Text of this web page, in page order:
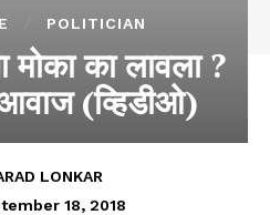
POLITICIAN
मोका का लावला ?
(व्हिडीओ)
LONKAR
18, 2018